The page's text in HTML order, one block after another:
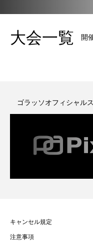
大会一覧 開
ゴラッソオフィシャル
キャンセル規定
注意事項